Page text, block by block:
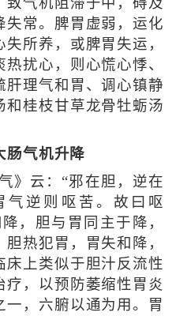
致气机阻滞于中，碍及
失常。脾胃虚弱，运化
所养，或脾胃失运，
扰心，则心慌心悸、
肝理气和胃、调心镇静
和桂枝甘草龙骨牡蛎汤
肠气机升降
云：“邪在胆，逆在
气逆则呕苦。故曰呕
，胆与胃同主于降，
热犯胃，胃失和降，
上类似于胆汁反流性
疗，以预防萎缩性胃炎
，六腑以通为用。胃